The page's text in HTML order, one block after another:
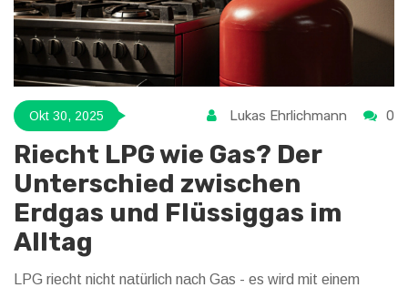
Okt 30, 2025 Lukas Ehrlichmann 0
Riecht LPG wie Gas? Der
Unterschied zwischen
Erdgas und Flüssiggas im
Alltag
LPG riecht nicht natürlich nach Gas - es wird mit einem